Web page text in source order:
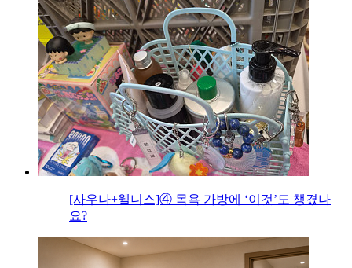
[사우나+웰니스]④ 목욕 가방에 ‘이것’도 챙겼나
요?